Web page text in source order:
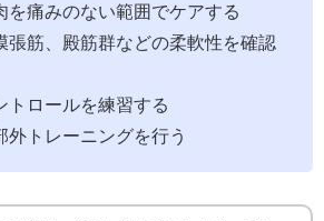
を痛みのない範囲でケアする
張筋、殿筋群などの柔軟性を確認
トロールを練習する
外トレーニングを行う